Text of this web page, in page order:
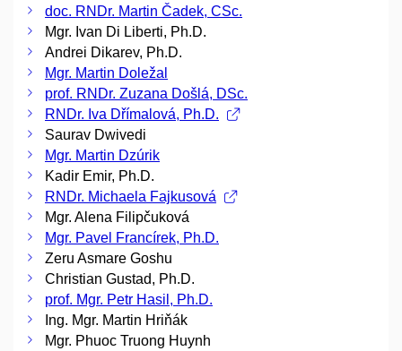
doc. RNDr. Martin Čadek, CSc.
Mgr. Ivan Di Liberti, Ph.D.
Andrei Dikarev, Ph.D.
Mgr. Martin Doležal
prof. RNDr. Zuzana Došlá, DSc.
RNDr. Iva Dřímalová, Ph.D.
Saurav Dwivedi
Mgr. Martin Dzúrik
Kadir Emir, Ph.D.
RNDr. Michaela Fajkusová
Mgr. Alena Filipčuková
Mgr. Pavel Francírek, Ph.D.
Zeru Asmare Goshu
Christian Gustad, Ph.D.
prof. Mgr. Petr Hasil, Ph.D.
Ing. Mgr. Martin Hriňák
Mgr. Phuoc Truong Huynh